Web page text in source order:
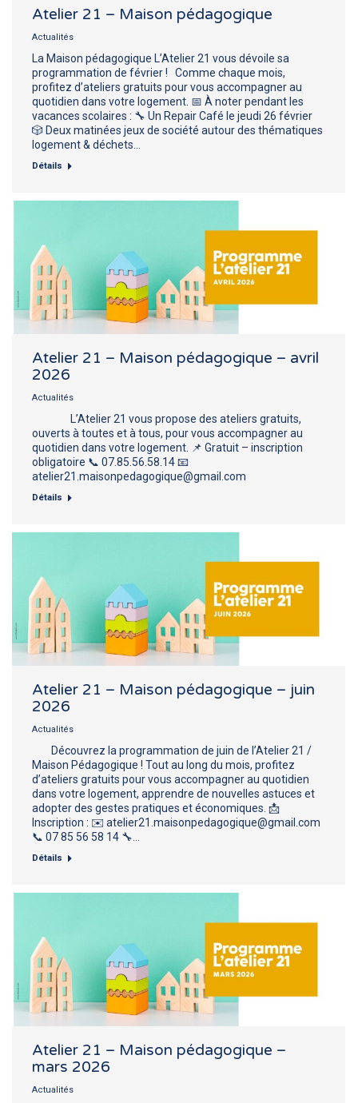
Atelier 21 – Maison pédagogique
Actualités
La Maison pédagogique L’Atelier 21 vous dévoile sa
programmation de février ! Comme chaque mois,
profitez d’ateliers gratuits pour vous accompagner au
quotidien dans votre logement. 📅 À noter pendant les
vacances scolaires : 🔧 Un Repair Café le jeudi 26 février
🎲 Deux matinées jeux de société autour des thématiques
logement & déchets…
Détails
Atelier 21 – Maison pédagogique – avril
2026
Actualités
L’Atelier 21 vous propose des ateliers gratuits,
ouverts à toutes et à tous, pour vous accompagner au
quotidien dans votre logement. 📌 Gratuit – inscription
obligatoire 📞 07.85.56.58.14 📧
atelier21.maisonpedagogique@gmail.com
Détails
Atelier 21 – Maison pédagogique – juin
2026
Actualités
Découvrez la programmation de juin de l’Atelier 21 /
Maison Pédagogique ! Tout au long du mois, profitez
d’ateliers gratuits pour vous accompagner au quotidien
dans votre logement, apprendre de nouvelles astuces et
adopter des gestes pratiques et économiques. 📩
Inscription : ✉️ atelier21.maisonpedagogique@gmail.com
📞 07 85 56 58 14 🔧…
Détails
Atelier 21 – Maison pédagogique –
mars 2026
Actualités